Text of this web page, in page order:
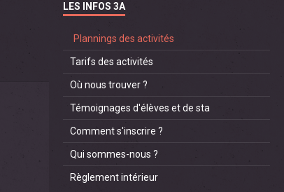
LES INFOS 3A
Plannings des activités
Tarifs des activités
Où nous trouver ?
Témoignages d'élèves et de sta
Comment s'inscrire ?
Qui sommes-nous ?
Règlement intérieur